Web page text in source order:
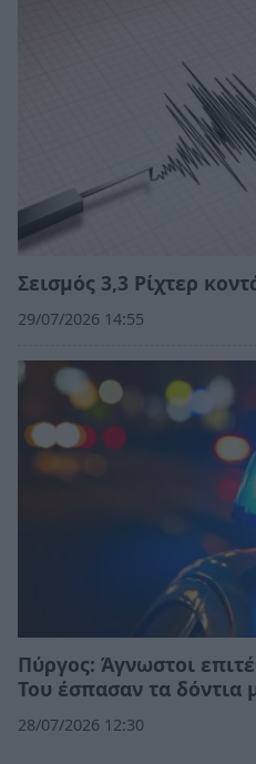
Σεισμός 3,3 Ρίχτερ
29/07/2026 14:55
Πύργος: Άγνωστοι
Του έσπασαν τα δόντια
28/07/2026 12:30